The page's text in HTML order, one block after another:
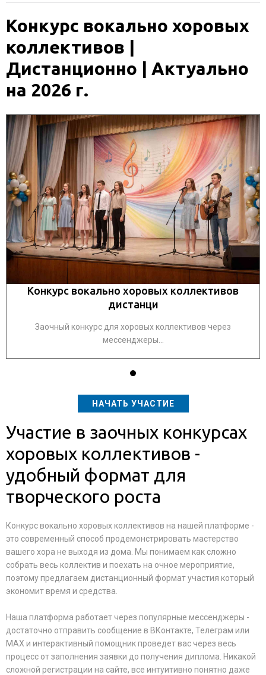
Конкурс вокально хоровых
коллективов |
Дистанционно | Актуально
на 2026 г.
Конкурс вокально хоровых коллективов
дистанци
Заочный конкурс для хоровых коллективов через
мессенджеры...
НАЧАТЬ УЧАСТИЕ
Участие в заочных конкурсах
хоровых коллективов -
удобный формат для
творческого роста
Конкурс вокально хоровых коллективов на нашей платформе -
это современный способ продемонстрировать мастерство
вашего хора не выходя из дома. Мы понимаем как сложно
собрать весь коллектив и поехать на очное мероприятие,
поэтому предлагаем дистанционный формат участия который
экономит время и средства.
Наша платформа работает через популярные мессенджеры -
достаточно отправить сообщение в ВКонтакте, Телеграм или
MAX и интерактивный помощник проведет вас через весь
процесс от заполнения заявки до получения диплома. Никакой
сложной регистрации на сайте, все интуитивно понятно даже